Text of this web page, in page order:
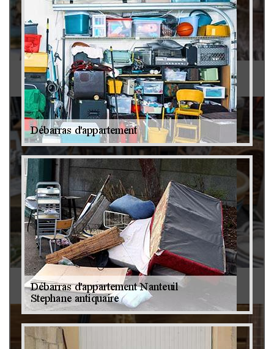
Antiquaire 79
Brocanteur 79